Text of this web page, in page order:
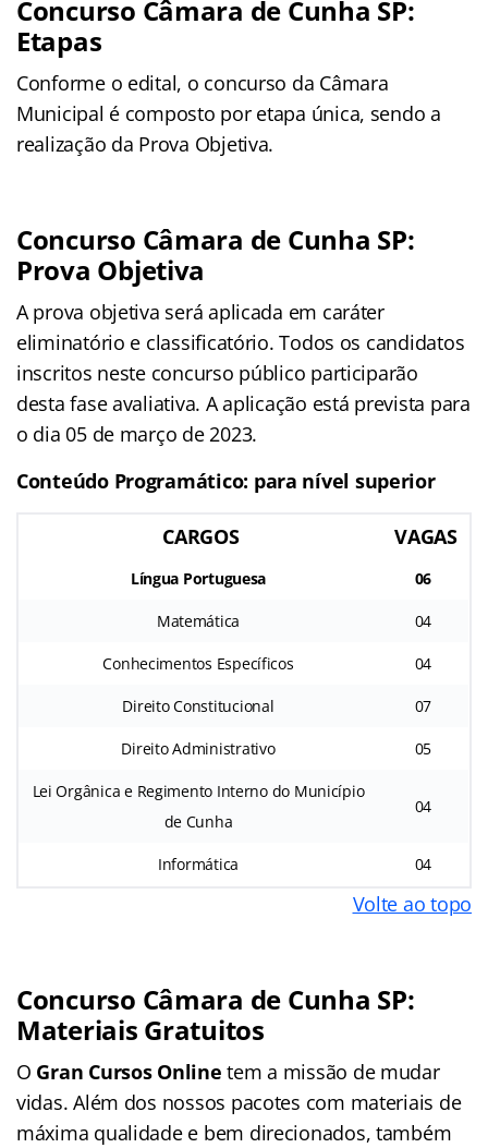
Concurso Câmara de Cunha SP:
Etapas
Conforme o edital, o concurso da Câmara
Municipal é composto por etapa única, sendo a
realização da Prova Objetiva.
Concurso Câmara de Cunha SP:
Prova Objetiva
A prova objetiva será aplicada em caráter
eliminatório e classificatório. Todos os candidatos
inscritos neste concurso público participarão
desta fase avaliativa. A aplicação está prevista para
o dia 05 de março de 2023.
Conteúdo Programático: para nível superior
CARGOS VAGAS
Língua Portuguesa 06
Matemática 04
Conhecimentos Específicos 04
Direito Constitucional 07
Direito Administrativo 05
Lei Orgânica e Regimento Interno do Município
de Cunha
04
Informática 04
Volte ao topo
Concurso Câmara de Cunha SP:
Materiais Gratuitos
O Gran Cursos Onlinetem a missão de mudar
vidas. Além dos nossos pacotes com materiais de
máxima qualidade e bem direcionados, também